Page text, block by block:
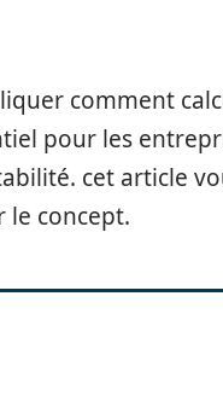
comment
pour les
cet article
concept.